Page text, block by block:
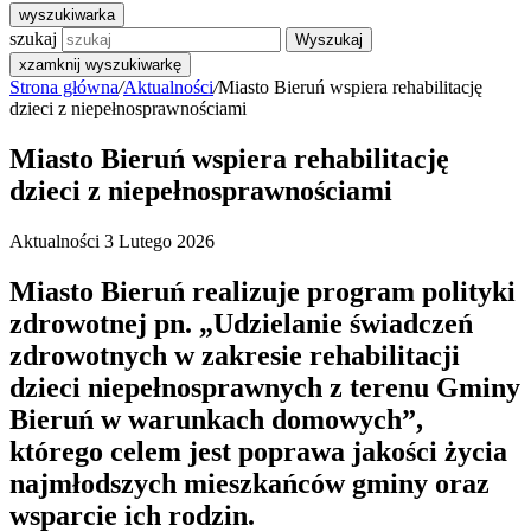
wyszukiwarka
szukaj
Wyszukaj
xzamknij wyszukiwarkę
Strona główna/Aktualności/Miasto Bieruń wspiera rehabilitację
dzieci z niepełnosprawnościami
Miasto Bieruń wspiera rehabilitację
dzieci z niepełnosprawnościami
Aktualności 3 Lutego 2026
Miasto Bieruń realizuje program polityki
zdrowotnej pn. „Udzielanie świadczeń
zdrowotnych w zakresie rehabilitacji
dzieci niepełnosprawnych z terenu Gminy
Bieruń w warunkach domowych”,
którego celem jest poprawa jakości życia
najmłodszych mieszkańców gminy oraz
wsparcie ich rodzin.